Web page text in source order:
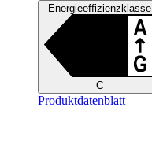
Energieeffizienzklasse
C
Produktdatenblatt